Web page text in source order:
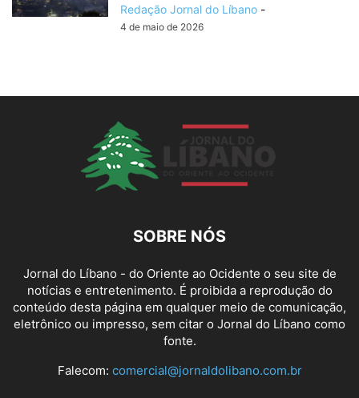
Redação Jornal do Líbano -
4 de maio de 2026
SOBRE NÓS
Jornal do Líbano - do Oriente ao Ocidente o seu site de
notícias e entretenimento. É proibida a reprodução do
conteúdo desta página em qualquer meio de comunicação,
eletrônico ou impresso, sem citar o Jornal do Líbano como
fonte.
Falecom: comercial@jornaldolibano.com.br